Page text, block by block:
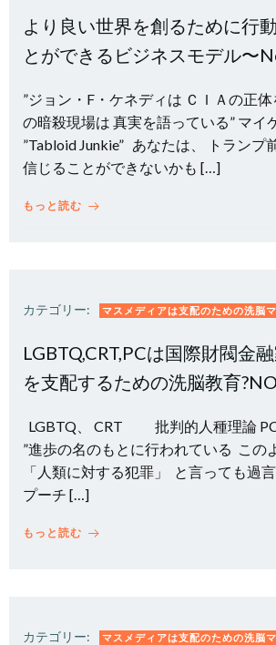
より良い世界を創るために行
とができるビジネスモデル〜
”ジョン・F・ケネディは ＣＩＡの正
の暗殺現場は 真実を語っている” マイ
”Tabloid Junkie” あなたは、 トランプ
信じることができないかも […]
もっと読む
カテゴリー: マスメディアは支配のための洗脳
LGBTQ,CRT,PCは国際財閥金
を支配するための洗脳教育
LGBTQ、 CRT 批判的人種理
”進歩の名のもとに行われている この
「人類に対する犯罪」 と言っても過
プーチ […]
もっと読む
カテゴリー: マスメディアは支配のための洗脳